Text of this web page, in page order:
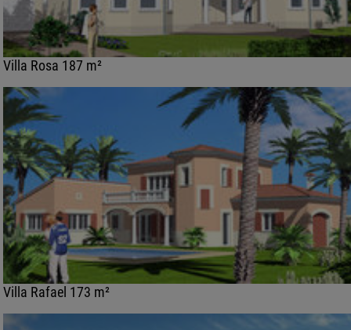
Villa Rosa 187 m²
Villa Rafael 173 m²